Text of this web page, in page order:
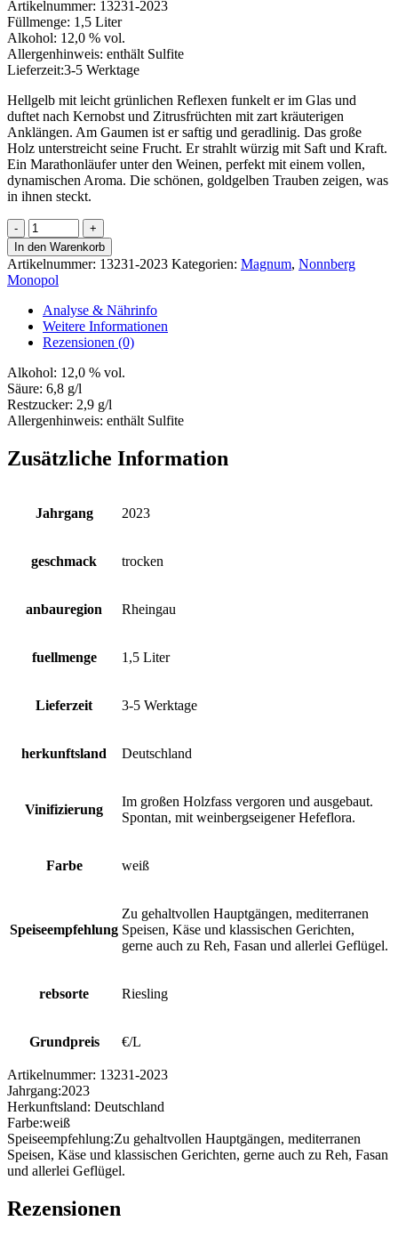
Artikelnummer: 13231-2023
Füllmenge: 1,5 Liter
Alkohol: 12,0 % vol.
Allergenhinweis: enthält Sulfite
Lieferzeit:3-5 Werktage
Hellgelb mit leicht grünlichen Reflexen funkelt er im Glas und
duftet nach Kernobst und Zitrusfrüchten mit zart kräuterigen
Anklängen. Am Gaumen ist er saftig und geradlinig. Das große
Holz unterstreicht seine Frucht. Er strahlt würzig mit Saft und Kraft.
Ein Marathonläufer unter den Weinen, perfekt mit einem vollen,
dynamischen Aroma. Die schönen, goldgelben Trauben zeigen, was
in ihnen steckt.
Wicker
Nonnberg
Riesling
Magnum
Menge
In den Warenkorb
Artikelnummer: 13231-2023 Kategorien: Magnum, Nonnberg
Monopol
Analyse & Nährinfo
Weitere Informationen
Rezensionen (0)
Alkohol: 12,0 % vol.
Säure: 6,8 g/l
Restzucker: 2,9 g/l
Allergenhinweis: enthält Sulfite
Zusätzliche Information
Jahrgang 2023
geschmack trocken
anbauregion Rheingau
fuellmenge 1,5 Liter
Lieferzeit 3-5 Werktage
herkunftsland Deutschland
Vinifizierung
Im großen Holzfass vergoren und ausgebaut.
Spontan, mit weinbergseigener Hefeflora.
Farbe weiß
Speiseempfehlung
Zu gehaltvollen Hauptgängen, mediterranen
Speisen, Käse und klassischen Gerichten,
gerne auch zu Reh, Fasan und allerlei Geflügel.
rebsorte Riesling
Grundpreis €/L
Artikelnummer: 13231-2023
Jahrgang:2023
Herkunftsland: Deutschland
Farbe:weiß
Speiseempfehlung:Zu gehaltvollen Hauptgängen, mediterranen
Speisen, Käse und klassischen Gerichten, gerne auch zu Reh, Fasan
und allerlei Geflügel.
Rezensionen